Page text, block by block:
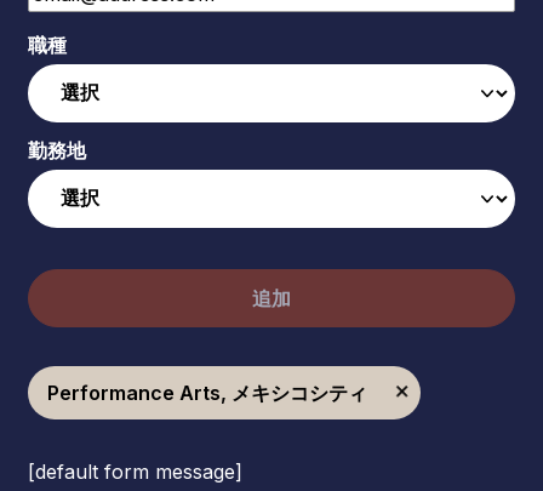
職種
勤務地
追加
Performance Arts, メキシコシティ
[default form message]